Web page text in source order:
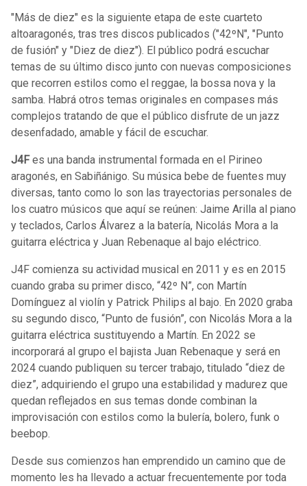
"Más de diez" es la siguiente etapa de este cuarteto
altoaragonés, tras tres discos publicados ("42ºN", "Punto
de fusión" y "Diez de diez"). El público podrá escuchar
temas de su último disco junto con nuevas composiciones
que recorren estilos como el reggae, la bossa nova y la
samba. Habrá otros temas originales en compases más
complejos tratando de que el público disfrute de un jazz
desenfadado, amable y fácil de escuchar.
J4Fes una banda instrumental formada en el Pirineo
aragonés, en Sabiñánigo. Su música bebe de fuentes muy
diversas, tanto como lo son las trayectorias personales de
los cuatro músicos que aquí se reúnen: Jaime Arilla al piano
y teclados, Carlos Álvarez a la batería, Nicolás Mora a la
guitarra eléctrica y Juan Rebenaque al bajo eléctrico.
J4F comienza su actividad musical en 2011 y es en 2015
cuando graba su primer disco, “42º N”, con Martín
Domínguez al violín y Patrick Philips al bajo. En 2020 graba
su segundo disco, “Punto de fusión”, con Nicolás Mora a la
guitarra eléctrica sustituyendo a Martín. En 2022 se
incorporará al grupo el bajista Juan Rebenaque y será en
2024 cuando publiquen su tercer trabajo, titulado “diez de
diez”, adquiriendo el grupo una estabilidad y madurez que
quedan reflejados en sus temas donde combinan la
improvisación con estilos como la bulería, bolero, funk o
beebop.
Desde sus comienzos han emprendido un camino que de
momento les ha llevado a actuar frecuentemente por toda